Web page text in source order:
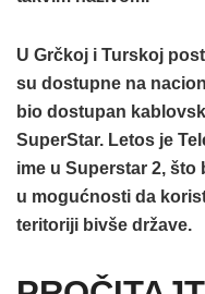
U Grčkoj i Turskoj
su dostupne na
bio dostupan
SuperStar. Letos je
ime u Superstar 2, što
u mogućnosti da
teritoriji bivše države.